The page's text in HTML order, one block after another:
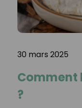
30 mars 2025
Comment
?